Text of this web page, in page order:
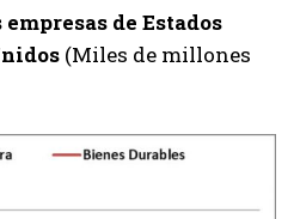
de Estados
(Miles de millones